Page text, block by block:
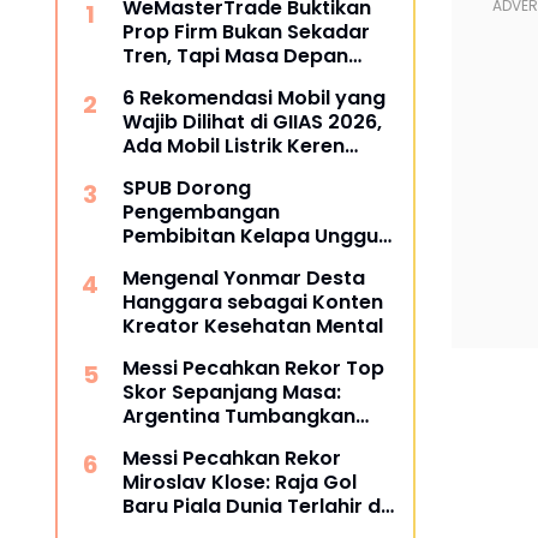
WeMasterTrade Buktikan
Prop Firm Bukan Sekadar
Tren, Tapi Masa Depan
6 Rekomendasi Mobil yang
Wajib Dilihat di GIIAS 2026,
Ada Mobil Listrik Keren
SPUB Dorong
Pengembangan
Pembibitan Kelapa Unggul
Mengenal Yonmar Desta
Hanggara sebagai Konten
Kreator Kesehatan Mental
Messi Pecahkan Rekor Top
Skor Sepanjang Masa:
Argentina Tumbangkan
2026
Messi Pecahkan Rekor
Miroslav Klose: Raja Gol
Baru Piala Dunia Terlahir di